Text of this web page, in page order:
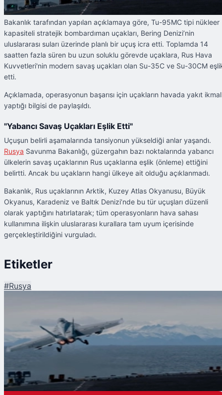
Bakanlık tarafından yapılan açıklamaya göre, Tu-95MC tipi nükleer
kapasiteli stratejik bombardıman uçakları, Bering Denizi’nin
uluslararası suları üzerinde planlı bir uçuş icra etti. Toplamda 14
saatten fazla süren bu uzun soluklu görevde uçaklara, Rus Hava
Kuvvetleri'nin modern savaş uçakları olan Su-35C ve Su-30CM
etti.
Açıklamada, operasyonun başarısı için uçakların havada yakıt
yaptığı bilgisi de paylaşıldı.
"Yabancı Savaş Uçakları Eşlik Etti"
Uçuşun belirli aşamalarında tansiyonun yükseldiği anlar yaşandı.
Rusya Savunma Bakanlığı, güzergahın bazı noktalarında yabancı
ülkelerin savaş uçaklarının Rus uçaklarına eşlik (önleme) ettiğini
belirtti. Ancak bu uçakların hangi ülkeye ait olduğu açıklanmadı.
Bakanlık, Rus uçaklarının Arktik, Kuzey Atlas Okyanusu, Büyük
Okyanus, Karadeniz ve Baltık Denizi’nde bu tür uçuşları düzenli
olarak yaptığını hatırlatarak; tüm operasyonların hava sahası
kullanımına ilişkin uluslararası kurallara tam uyum içerisinde
gerçekleştirildiğini vurguladı.
Etiketler
#Rusya